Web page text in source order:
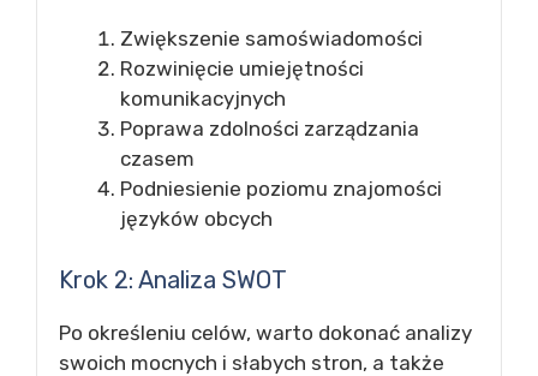
Zwiększenie samoświadomości
Rozwinięcie umiejętności
komunikacyjnych
Poprawa zdolności zarządzania
czasem
Podniesienie poziomu znajomości
języków obcych
Krok 2: Analiza SWOT
Po określeniu celów, warto dokonać analizy
swoich mocnych i słabych stron, a także